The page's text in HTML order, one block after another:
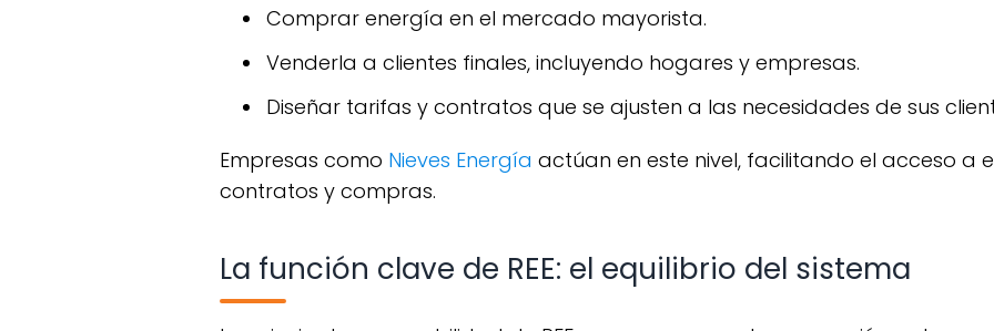
Comprar energía en el mercado mayorista.
Venderla a clientes finales, incluyendo hogares y empresas.
Diseñar tarifas y contratos que se ajusten a las necesidades de sus
Empresas como Nieves Energía actúan en este nivel, facilitando el acceso a
contratos y compras.
La función clave de REE: el equilibrio del sistema